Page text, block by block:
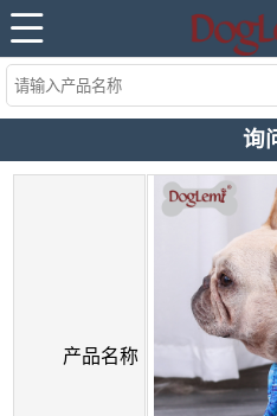
询
产品名称